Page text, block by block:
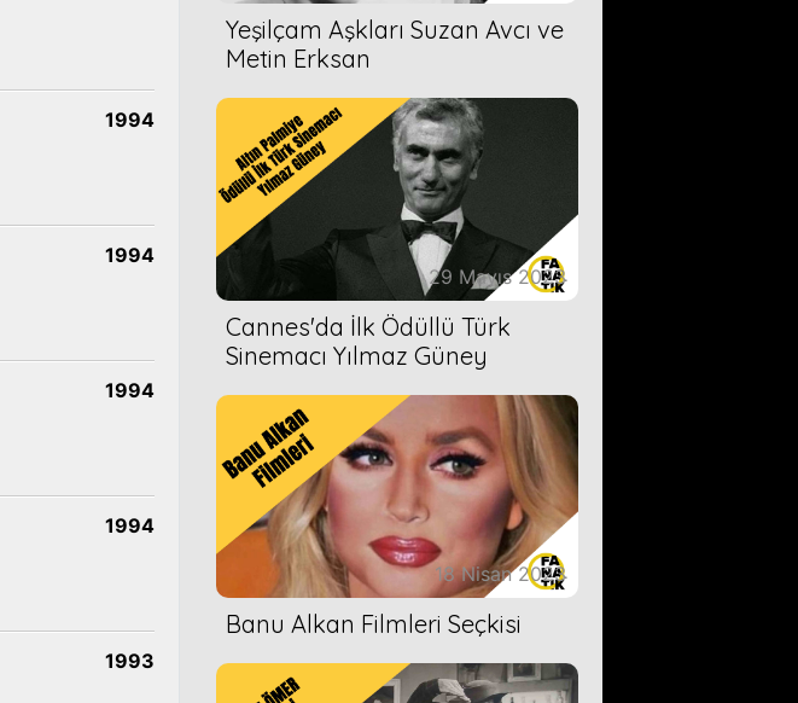
1994
1994
1994
1994
1993
Yeşilçam Aşkları Suzan Avcı ve
Metin Erksan
29 Mayıs 2023
Cannes'da İlk Ödüllü Türk
Sinemacı Yılmaz Güney
18 Nisan 2023
Banu Alkan Filmleri Seçkisi